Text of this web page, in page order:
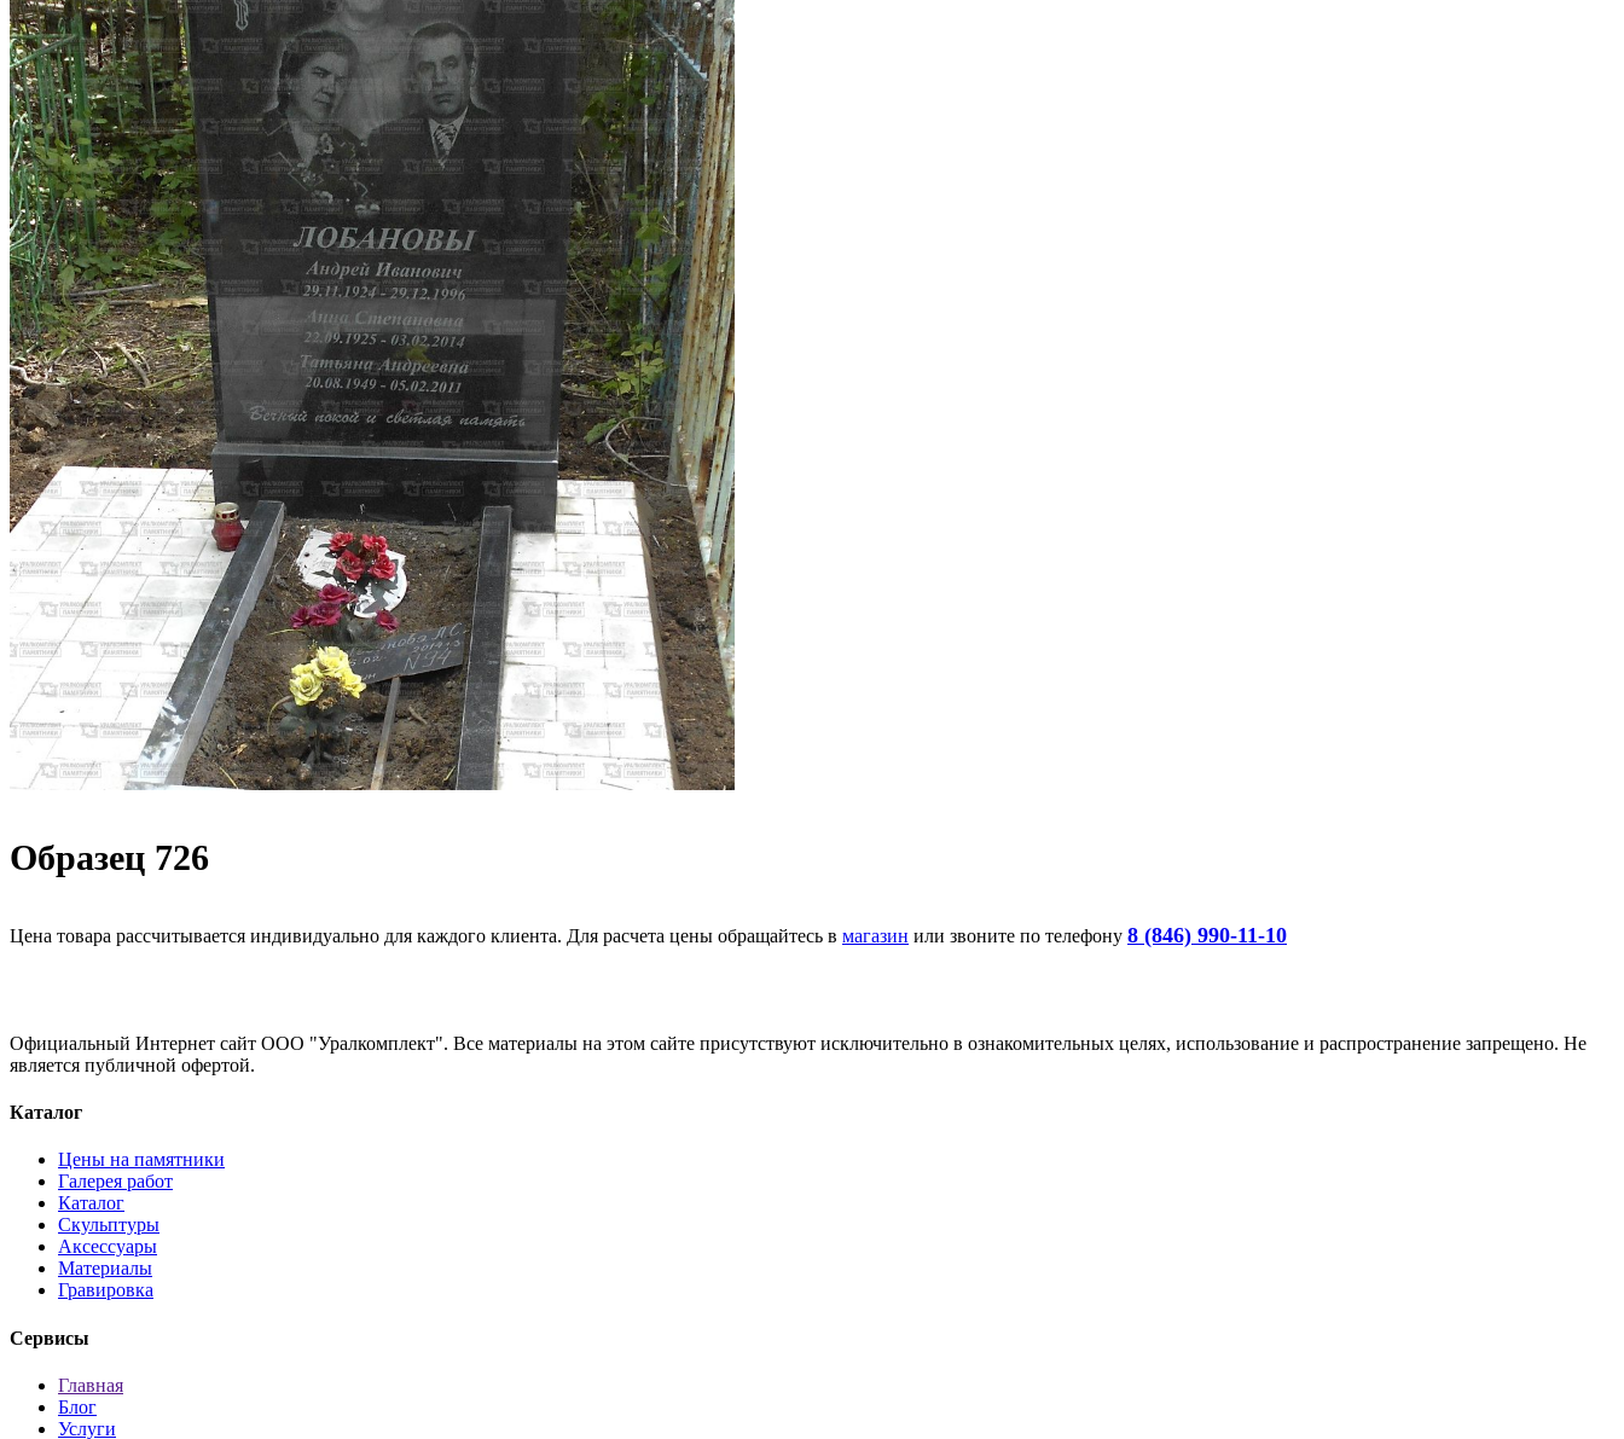
Образец 726
Цена товара рассчитывается индивидуально для каждого клиента. Для расчета цены обращайтесь в магазин или звоните по телефону 8 (846) 990-11-10
Официальный Интернет сайт ООО "Уралкомплект". Все материалы на этом сайте присутствуют исключительно в ознакомительных целях, использование и распространение запрещено. Не
является публичной офертой.
Каталог
Цены на памятники
Галерея работ
Каталог
Скульптуры
Аксессуары
Материалы
Гравировка
Сервисы
Главная
Блог
Услуги